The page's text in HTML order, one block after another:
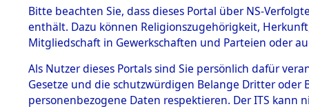
BESTÄNDE
1.
mente
5. Verschiedenes
5.3
Dead -
Bitte beachten Sie, dass dieses Portal über NS-
enthält. Dazu können Religionszugehörigkeit,
Mitgliedschaft in Gewerkschaften und Parteien oder
Als Nutzer dieses Portals sind Sie persönlich dafür
Gesetze und die schutzwürdigen Belange Dritter
personenbezogene Daten respektieren. Der ITS